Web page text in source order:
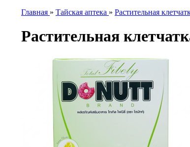
Главная » Тайская аптека » Растительная
Растительная